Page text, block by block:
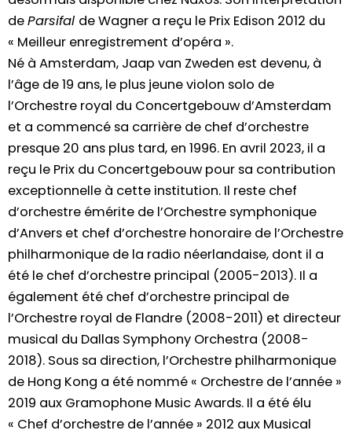
deParsifal de Wagner a reçu le Prix Edison 2012 du
« Meilleur enregistrement d’opéra ».
Né à Amsterdam, Jaap van Zweden est devenu, à
l’âge de 19 ans, le plus jeune violon solo de
l’Orchestre royal du Concertgebouw d’Amsterdam
et a commencé sa carrière de chef d’orchestre
presque 20 ans plus tard, en 1996. En avril 2023, il a
reçu le Prix du Concertgebouw pour sa contribution
exceptionnelle à cette institution. Il reste chef
d’orchestre émérite de l’Orchestre symphonique
d’Anvers et chef d’orchestre honoraire de l’Orchestre
philharmonique de la radio néerlandaise, dont il a
été le chef d’orchestre principal (2005-2013). Il a
également été chef d’orchestre principal de
l’Orchestre royal de Flandre (2008-2011) et directeur
musical du Dallas Symphony Orchestra (2008-
2018). Sous sa direction, l’Orchestre philharmonique
de Hong Kong a été nommé « Orchestre de l’année »
2019 aux Gramophone Music Awards. Il a été élu
« Chef d’orchestre de l’année » 2012 aux Musical